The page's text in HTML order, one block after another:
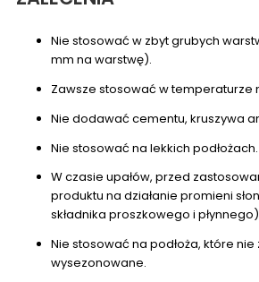
Nie stosować w zbyt grubych
mm na warstwę).
Zawsze stosować w temperaturze
Nie dodawać cementu, kruszywa
Nie stosować na lekkich podłożach.
W czasie upałów, przed
produktu na działanie promieni
składnika proszkowego i
Nie stosować na podłoża, które nie
wysezonowane.